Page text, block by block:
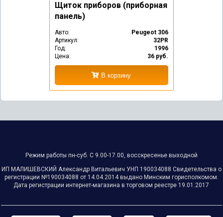
Щиток приборов (приборная
панель)
Авто:
Peugeot 306
Артикул:
32PR
Год:
1996
Цена:
36 руб.
В корзину
Режим работы пн-суб. С 9.00-17.00, восскресенье выходной
ИП МАЛИШЕВСКИЙ Александр Витальевич УНП ‎190034088 Свидетельства о
регистрации №‎‎190034088 от 14.04.2014 выдано Минским горисполкомом.
Дата регистрации интернет-магазина в торговом реестре 19.01.2017